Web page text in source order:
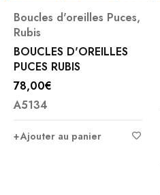
Boucles d'oreilles Puces,
Rubis
BOUCLES D'OREILLES
PUCES RUBIS
78,00€
A5134
Ajouter au panier